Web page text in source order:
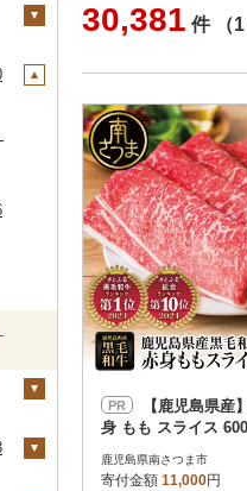
決済方法
PayPay
クレジットカード
Amazon Pay
楽天ペイ
メルペイ
コンビニ支払い
ソフトバンクまと
d払い
金融機関(Pay-
30,381 件 （
PR
身 もも スライス
冷凍 スターゼン
鹿児島県南さつま市
寄付金額 11,000円